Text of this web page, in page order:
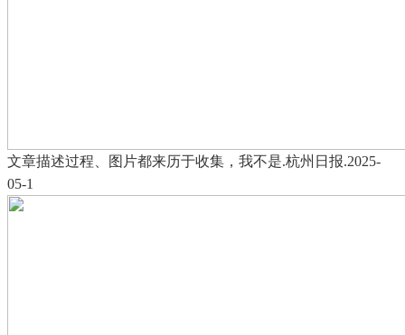
文章描述过程、图片都来历于收集，我不是.杭州日报.2025-
05-1